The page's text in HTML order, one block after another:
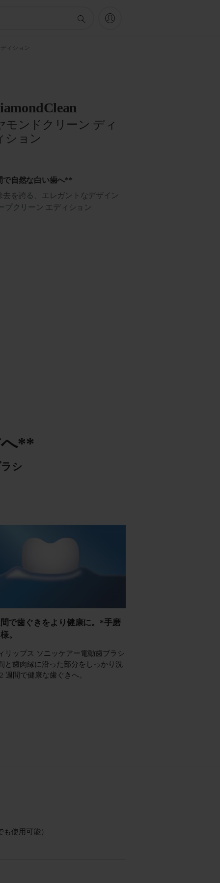
ィション
モンドクリーン ディ
ション
で自然な白い歯へ**
を誇る、エレガントなデザイン
プクリーン エディション
へ**
シ
で歯ぐきをより健康に。*手磨
。
リップス ソニッケアー電動歯ブラシ
と歯肉縁に沿った部分をしっかり洗
週間で健康な歯ぐきへ。
使用可能）